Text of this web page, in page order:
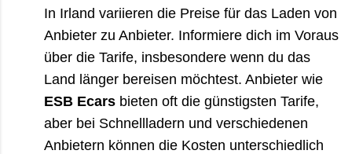
In Irland variieren die Preise für das Laden von
Anbieter zu Anbieter. Informiere dich im Voraus
über die Tarife, insbesondere wenn du das
Land länger bereisen möchtest. Anbieter wie
ESB Ecars bieten oft die günstigsten Tarife,
aber bei Schnellladern und verschiedenen
Anbietern können die Kosten unterschiedlich